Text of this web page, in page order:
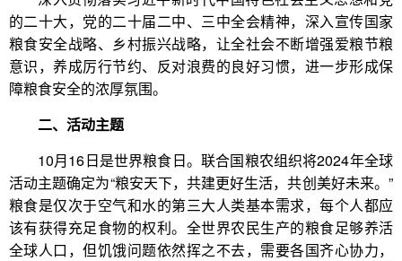
的二十大，党的二十届二中、三中全会精神，深入宣传国家
粮食安全战略、乡村振兴战略，让全社会不断增强爱粮节粮
意识，养成厉行节约、反对浪费的良好习惯，进一步形成保
障粮食安全的浓厚氛围。
二、活动主题
10月16日是世界粮食日。联合国粮农组织将2024年全球
活动主题确定为“粮安天下，共建更好生活，共创美好未来。”
粮食是仅次于空气和水的第三大人类基本需求，每个人都应
该有获得充足食物的权利。全世界农民生产的粮食足够养活
全球人口，但饥饿问题依然挥之不去，需要各国齐心协力，